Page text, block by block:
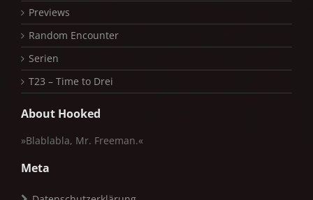
Previews
Random Encounter
Serien
T23 – Time to Drei
About Hooked
»Blablabla, Mr. Freeman.«
Meta